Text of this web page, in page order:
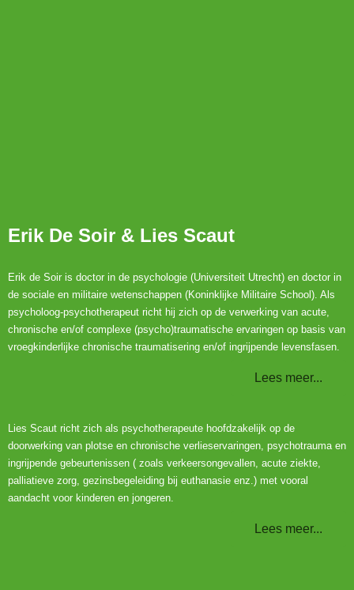
Erik De Soir & Lies Scaut
Erik de Soir is doctor in de psychologie (Universiteit Utrecht) en doctor in
de sociale en militaire wetenschappen (Koninklijke Militaire School). Als
psycholoog-psychotherapeut richt hij zich op de verwerking van acute,
chronische en/of complexe (psycho)traumatische ervaringen op basis van
vroegkinderlijke chronische traumatisering en/of ingrijpende levensfasen.
Lees meer...
Lies Scaut richt zich als psychotherapeute hoofdzakelijk op de
doorwerking van plotse en chronische verlieservaringen, psychotrauma en
ingrijpende gebeurtenissen ( zoals verkeersongevallen, acute ziekte,
palliatieve zorg, gezinsbegeleiding bij euthanasie enz.) met vooral
aandacht voor kinderen en jongeren.
Lees meer...